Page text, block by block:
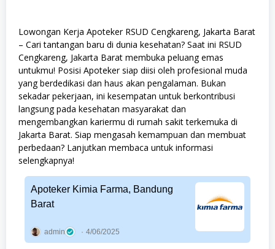
Lowongan Kerja Apoteker RSUD Cengkareng, Jakarta Barat
– Cari tantangan baru di dunia kesehatan? Saat ini RSUD
Cengkareng, Jakarta Barat membuka peluang emas
untukmu! Posisi Apoteker siap diisi oleh profesional muda
yang berdedikasi dan haus akan pengalaman. Bukan
sekadar pekerjaan, ini kesempatan untuk berkontribusi
langsung pada kesehatan masyarakat dan
mengembangkan kariermu di rumah sakit terkemuka di
Jakarta Barat. Siap mengasah kemampuan dan membuat
perbedaan? Lanjutkan membaca untuk informasi
selengkapnya!
Apoteker Kimia Farma, Bandung
Barat
admin 4/06/2025